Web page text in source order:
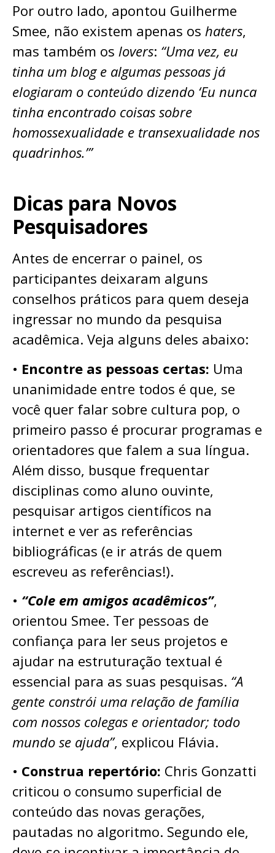
Por outro lado, apontou Guilherme
Smee, não existem apenas os haters,
mas também os lovers: “Uma vez, eu
tinha um blog e algumas pessoas já
elogiaram o conteúdo dizendo ‘Eu nunca
tinha encontrado coisas sobre
homossexualidade e transexualidade nos
quadrinhos.’”
Dicas para Novos
Pesquisadores
Antes de encerrar o painel, os
participantes deixaram alguns
conselhos práticos para quem deseja
ingressar no mundo da pesquisa
acadêmica. Veja alguns deles abaixo:
• Encontre as pessoas certas: Uma
unanimidade entre todos é que, se
você quer falar sobre cultura pop, o
primeiro passo é procurar programas e
orientadores que falem a sua língua.
Além disso, busque frequentar
disciplinas como aluno ouvinte,
pesquisar artigos científicos na
internet e ver as referências
bibliográficas (e ir atrás de quem
escreveu as referências!).
• “Cole em amigos acadêmicos”,
orientou Smee. Ter pessoas de
confiança para ler seus projetos e
ajudar na estruturação textual é
essencial para as suas pesquisas. “A
gente constrói uma relação de família
com nossos colegas e orientador; todo
mundo se ajuda”, explicou Flávia.
• Construa repertório: Chris Gonzatti
criticou o consumo superficial de
conteúdo das novas gerações,
pautadas no algoritmo. Segundo ele,